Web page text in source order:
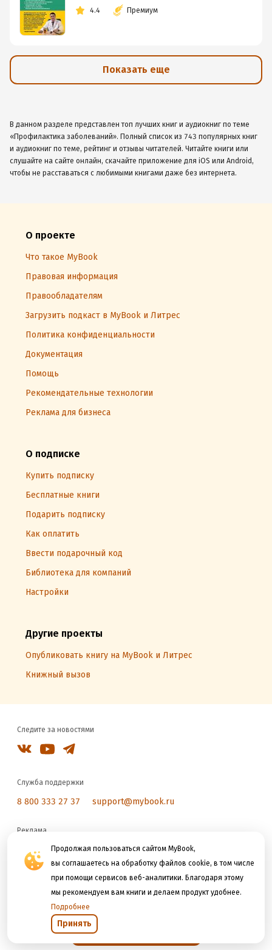
Продолжая пользоваться сайтом MyBook,
вы соглашаетесь на обработку файлов cookie, в том числе
при помощи сервисов веб-аналитики. Благодаря этому
мы рекомендуем вам книги и делаем продукт удобнее.
Подробнее
Принять
4.4 Премиум
Показать еще
В данном разделе представлен топ лучших книг и аудиокниг по теме
«Профилактика заболеваний». Полный список из 743 популярных книг
и аудиокниг по теме, рейтинг и отзывы читателей. Читайте книги или
слушайте на сайте онлайн, скачайте приложение для iOS или Android,
чтобы не расставаться с любимыми книгами даже без интернета.
О проекте
Что такое MyBook
Правовая информация
Правообладателям
Загрузить подкаст в MyBook и Литрес
Политика конфиденциальности
Документация
Помощь
Рекомендательные технологии
Реклама для бизнеса
О подписке
Купить подписку
Бесплатные книги
Подарить подписку
Как оплатить
Ввести подарочный код
Библиотека для компаний
Настройки
Другие проекты
Опубликовать книгу на MyBook и Литрес
Книжный вызов
Следите за новостями
Служба поддержки
8 800 333 27 37 support@mybook.ru
Реклама
reklama@litres.ru
Мы принимаем к оплате
Открыть в приложении